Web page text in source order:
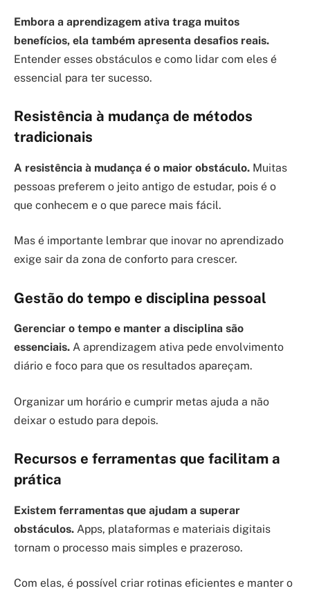
Embora a aprendizagem ativa traga muitos
benefícios, ela também apresenta desafios reais.
Entender esses obstáculos e como lidar com eles é
essencial para ter sucesso.
Resistência à mudança de métodos
tradicionais
A resistência à mudança é o maior obstáculo. Muitas
pessoas preferem o jeito antigo de estudar, pois é o
que conhecem e o que parece mais fácil.
Mas é importante lembrar que inovar no aprendizado
exige sair da zona de conforto para crescer.
Gestão do tempo e disciplina pessoal
Gerenciar o tempo e manter a disciplina são
essenciais. A aprendizagem ativa pede envolvimento
diário e foco para que os resultados apareçam.
Organizar um horário e cumprir metas ajuda a não
deixar o estudo para depois.
Recursos e ferramentas que facilitam a
prática
Existem ferramentas que ajudam a superar
obstáculos. Apps, plataformas e materiais digitais
tornam o processo mais simples e prazeroso.
Com elas, é possível criar rotinas eficientes e manter o